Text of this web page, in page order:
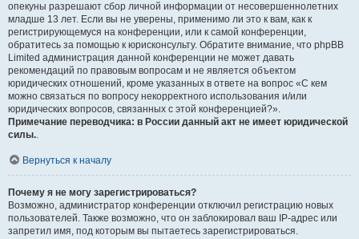
опекуны разрешают сбор личной информации от несовершеннолетних
младше 13 лет. Если вы не уверены, применимо ли это к вам, как к
регистрирующемуся на конференции, или к самой конференции,
обратитесь за помощью к юрисконсульту. Обратите внимание, что phpBB
Limited администрация данной конференции не может давать
рекомендаций по правовым вопросам и не является объектом
юридических отношений, кроме указанных в ответе на вопрос «С кем
можно связаться по вопросу некорректного использования и/или
юридических вопросов, связанных с этой конференцией?».
Примечание переводчика: в России данный акт не имеет юридической
силы..
Вернуться к началу
Почему я не могу зарегистрироваться?
Возможно, администратор конференции отключил регистрацию новых
пользователей. Также возможно, что он заблокировал ваш IP-адрес или
запретил имя, под которым вы пытаетесь зарегистрироваться.